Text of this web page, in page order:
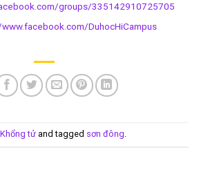
groups/335142910725705
DuhocHiCampus
Khổng tử and tagged sơn đông.